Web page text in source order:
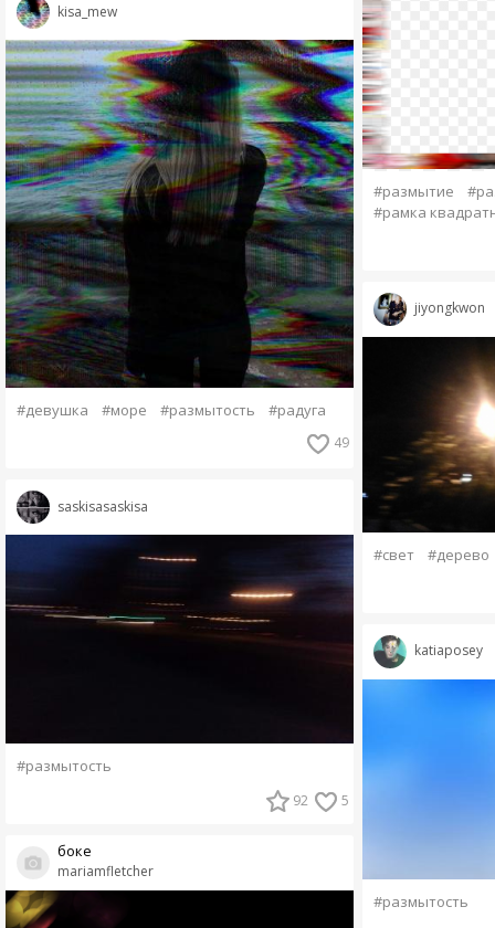
kisa_mew
#девушка #море #размытость #радуга
49
saskisasaskisa
#размытость
92 5
mariamfletcher
боке
#размытие
#рамка
jiyongkwon
#свет #дерево
katiaposey
#размытость